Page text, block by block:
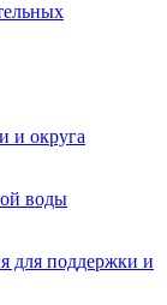
и округа
воды
для поддержки и